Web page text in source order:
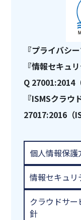
『プライバシ
『情報セキュ
Q 27001:2014
『ISMSクラ
27017:2016（
個人情報保護
情報セキュリ
クラウドサ
針